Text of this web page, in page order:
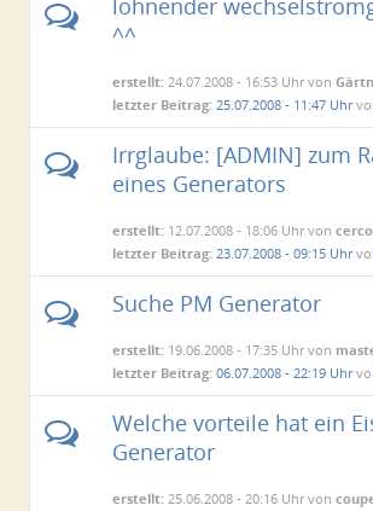
lohnender
^^
erstellt: 24.07.2008 - 16:53 Uhr von
letzter Beitrag: 25.07.2008 - 11:47 Uhr
Irrglaube: [ADMIN] zum
eines Generators
erstellt: 12.07.2008 - 18:06 Uhr voncerco
letzter Beitrag: 23.07.2008 - 09:15 Uhr
Suche PM Generator
erstellt: 19.06.2008 - 17:35 Uhr von
letzter Beitrag: 06.07.2008 - 22:19 Uhr
Welche vorteile hat ein
Generator
erstellt: 25.06.2008 - 20:16 Uhr von